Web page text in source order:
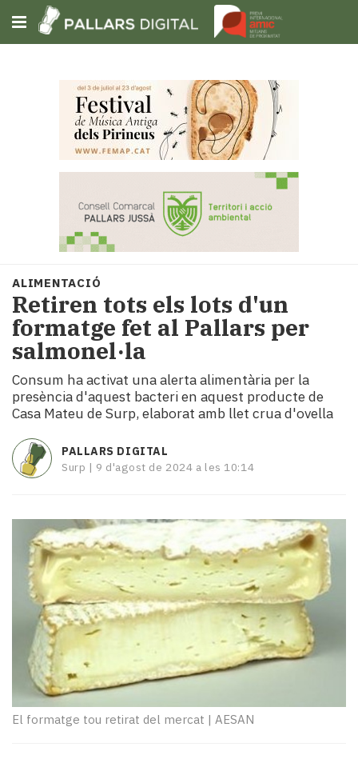
Subscriu-t'hi
Portada
Societat
Política
i
municipis
Economia
turisme
Cultura
Mai
tant!
TV
mitjans
El
temps
Reportatges
Entrevistes
Enquestes
escena!
Dis
la
teva!
Subscriptors
ALIMENTACIÓ
Retiren tots els lots d'un
formatge fet al Pallars per
salmonel·la
Consum ha activat una alerta alimentària per la
presència d'aquest bacteri en aquest producte de
Casa Mateu de Surp, elaborat amb llet crua d'ovella
PALLARS DIGITAL
Surp | 9 d'agost de 2024 a les 10:14
El formatge tou retirat del mercat | AESAN